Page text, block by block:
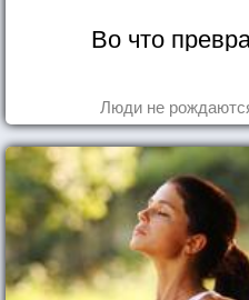
Во что
Люди не